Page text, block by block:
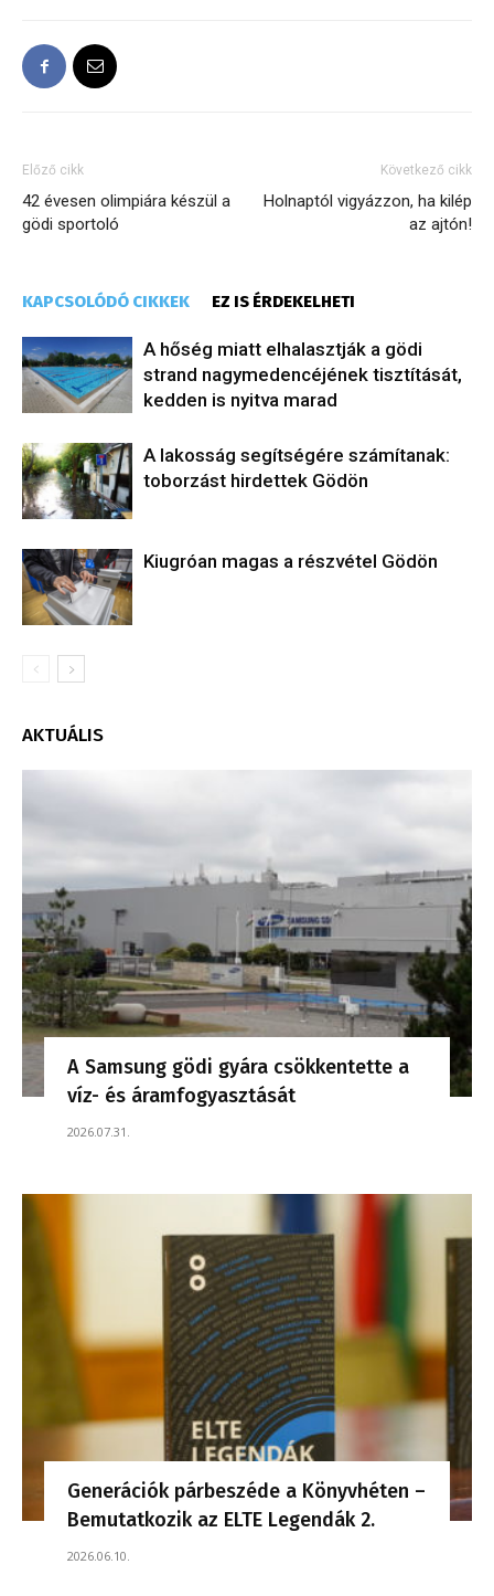
Előző cikk
42 évesen olimpiára készül a
gödi sportoló
Következő cikk
Holnaptól vigyázzon, ha kilép
az ajtón!
KAPCSOLÓDÓ CIKKEK EZ IS ÉRDEKELHETI
A hőség miatt elhalasztják a gödi
strand nagymedencéjének tisztítását,
kedden is nyitva marad
A lakosság segítségére számítanak:
toborzást hirdettek Gödön
Kiugróan magas a részvétel Gödön
AKTUÁLIS
A Samsung gödi gyára csökkentette a
víz- és áramfogyasztását
2026.07.31.
Generációk párbeszéde a Könyvhéten –
Bemutatkozik az ELTE Legendák 2.
2026.06.10.